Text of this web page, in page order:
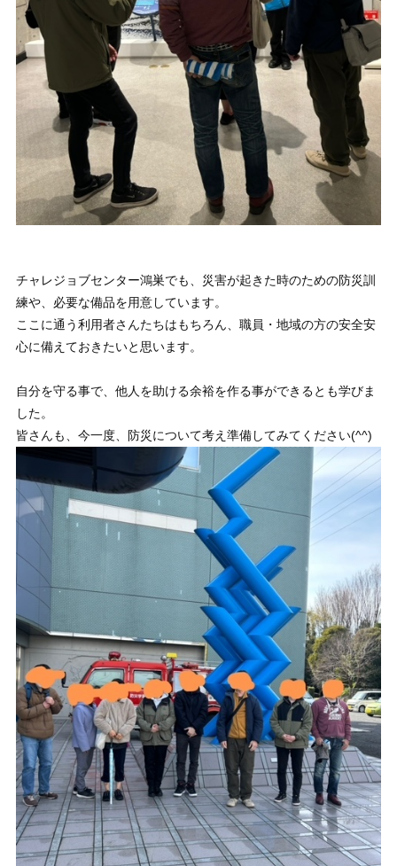
チャレジョブセンター鴻巣でも、災害が起きた時のための防災訓
練や、必要な備品を用意しています。
ここに通う利用者さんたちはもちろん、職員・地域の方の安全安
心に備えておきたいと思います。
自分を守る事で、他人を助ける余裕を作る事ができるとも学びま
した。
皆さんも、今一度、防災について考え準備してみてください(^^)